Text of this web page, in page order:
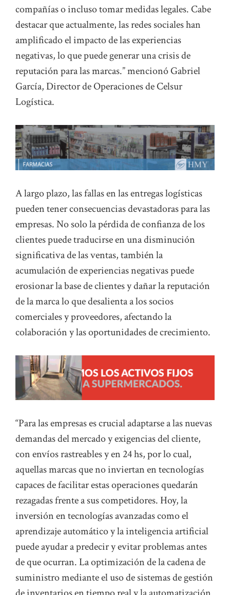
compañías o incluso tomar medidas legales. Cabe
destacar que actualmente, las redes sociales han
amplificado el impacto de las experiencias
negativas, lo que puede generar una crisis de
reputación para las marcas.” mencionó Gabriel
García, Director de Operaciones de Celsur
Logística.
A largo plazo, las fallas en las entregas logísticas
pueden tener consecuencias devastadoras para las
empresas. No solo la pérdida de confianza de los
clientes puede traducirse en una disminución
significativa de las ventas, también la
acumulación de experiencias negativas puede
erosionar la base de clientes y dañar la reputación
de la marca lo que desalienta a los socios
comerciales y proveedores, afectando la
colaboración y las oportunidades de crecimiento.
“Para las empresas es crucial adaptarse a las nuevas
demandas del mercado y exigencias del cliente,
con envíos rastreables y en 24 hs, por lo cual,
aquellas marcas que no inviertan en tecnologías
capaces de facilitar estas operaciones quedarán
rezagadas frente a sus competidores. Hoy, la
inversión en tecnologías avanzadas como el
aprendizaje automático y la inteligencia artificial
puede ayudar a predecir y evitar problemas antes
de que ocurran. La optimización de la cadena de
suministro mediante el uso de sistemas de gestión